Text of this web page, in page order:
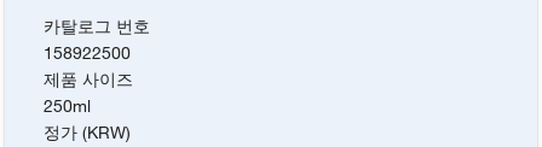
카탈로그 번호
158922500
제품 사이즈
250ml
정가 (KRW)